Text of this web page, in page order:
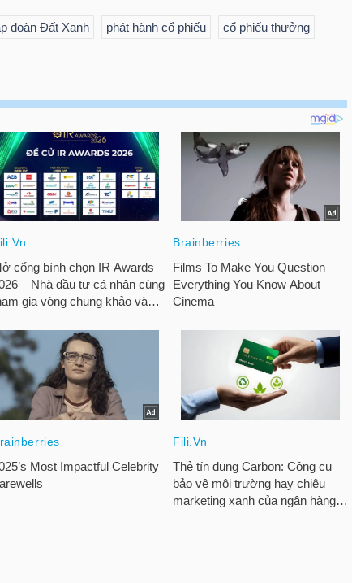
đoàn Đất Xanh phát hành cổ phiếu cổ phiếu thưởng